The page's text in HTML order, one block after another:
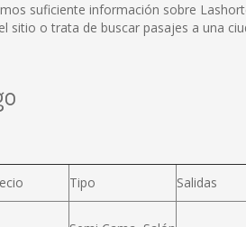
suficiente información sobre
o trata de buscar pasajes a una
Tipo Salidas